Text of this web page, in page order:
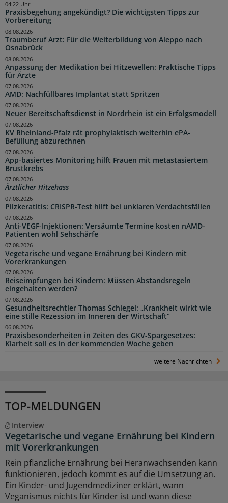
Praxisbegehung angekündigt? Die wichtigsten Tipps zur
Vorbereitung
04:22 Uhr
Traumberuf Arzt: Für die Weiterbildung von Aleppo nach
Osnabrück
08.08.2026
Anpassung der Medikation bei Hitzewellen: Praktische Tipps
für Ärzte
08.08.2026
AMD: Nachfüllbares Implantat statt Spritzen
07.08.2026
Neuer Bereitschaftsdienst in Nordrhein ist ein Erfolgsmodell
07.08.2026
KV Rheinland-Pfalz rät prophylaktisch weiterhin ePA-
Befüllung abzurechnen
07.08.2026
App-basiertes Monitoring hilft Frauen mit metastasiertem
Brustkrebs
07.08.2026
Ärztlicher Hitzehass
07.08.2026
Pilzkeratitis: CRISPR-Test hilft bei unklaren Verdachtsfällen
07.08.2026
Anti-VEGF-Injektionen: Versäumte Termine kosten nAMD-
Patienten wohl Sehschärfe
07.08.2026
Vegetarische und vegane Ernährung bei Kindern mit
Vorerkrankungen
07.08.2026
Reiseimpfungen bei Kindern: Müssen Abstandsregeln
eingehalten werden?
07.08.2026
Gesundheitsrechtler Thomas Schlegel: „Krankheit wirkt wie
eine stille Rezession im Inneren der Wirtschaft“
07.08.2026
Praxisbesonderheiten in Zeiten des GKV-Spargesetzes:
Klarheit soll es in der kommenden Woche geben
06.08.2026
weitere Nachrichten
TOP-MELDUNGEN
Interview
Vegetarische und vegane Ernährung bei Kindern
mit Vorerkrankungen
Rein pflanzliche Ernährung bei Heranwachsenden kann
funktionieren, jedoch kommt es auf die Umsetzung an.
Ein Kinder- und Jugendmediziner erklärt, wann
Veganismus nichts für Kinder ist und wann diese